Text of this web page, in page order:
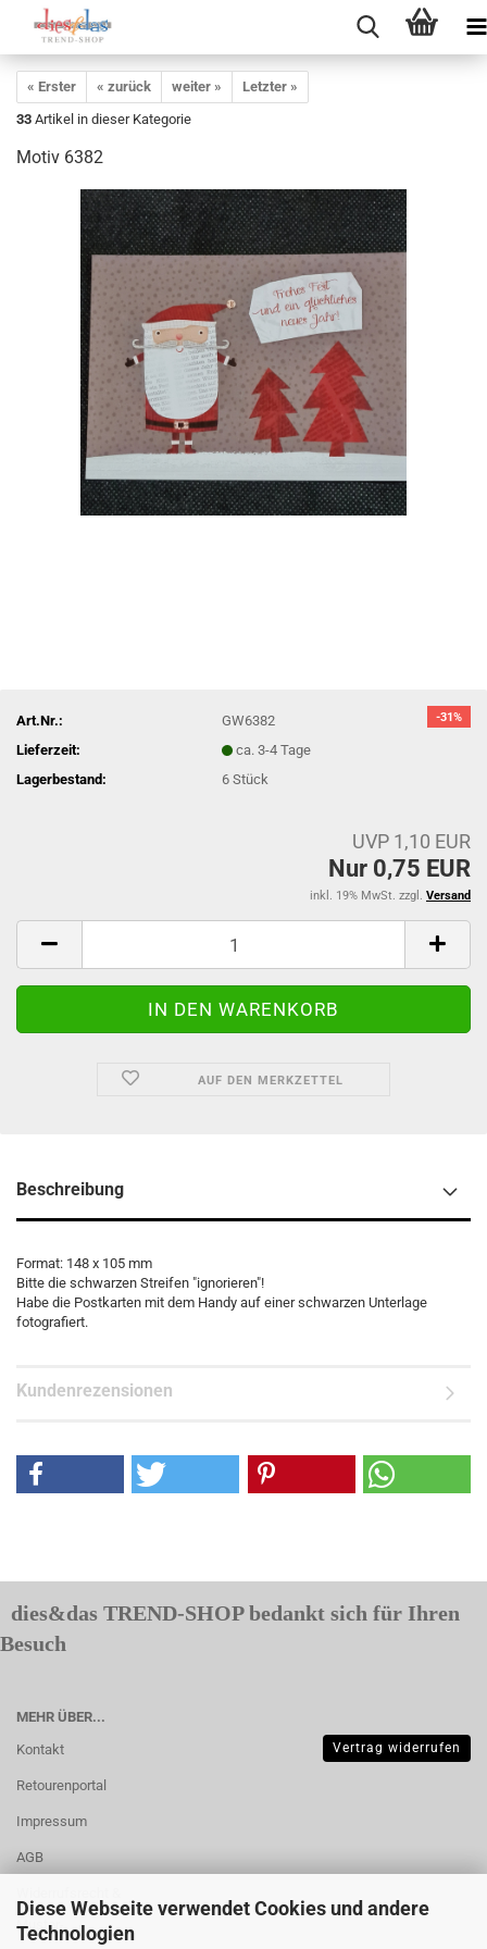
Diese Webseite verwendet Cookies und andere
Technologien
« Erster « zurück weiter »
Letzter »
33 Artikel in dieser Kategorie
Motiv 6382
-31%
Art.Nr.:
GW6382
Lieferzeit:
ca. 3-4 Tage
Lagerbestand:
6Stück
UVP 1,10 EUR
Nur 0,75 EUR
inkl. 19% MwSt. zzgl. Versand
AUF DEN MERKZETTEL
Beschreibung
Format: 148 x 105 mm
Bitte die schwarzen Streifen "ignorieren"!
Habe die Postkarten mit dem Handy auf einer schwarzen Unterlage
fotografiert.
Kundenrezensionen
dies&das TREND-SHOP bedankt sich für Ihren
Besuch
MEHR ÜBER...
Kontakt
Retourenportal
Impressum
AGB
Muster-
Vertrag widerrufen